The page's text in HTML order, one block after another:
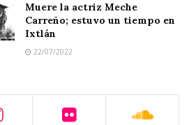
Muere la actriz Meche
Carreño; estuvo un tiempo en
Ixtlán
22/07/2022